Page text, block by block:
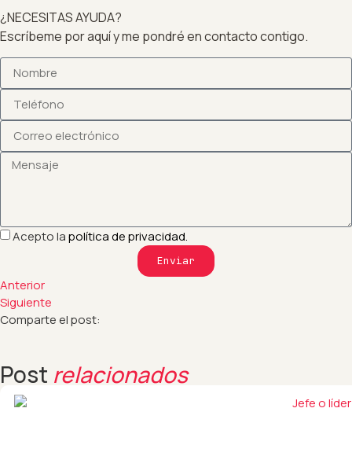
¿NECESITAS AYUDA?
Escríbeme por aquí y me pondré en contacto contigo.
Acepto lapolítica de privacidad.
Enviar
Anterior
Siguiente
Comparte el post:
Post relacionados